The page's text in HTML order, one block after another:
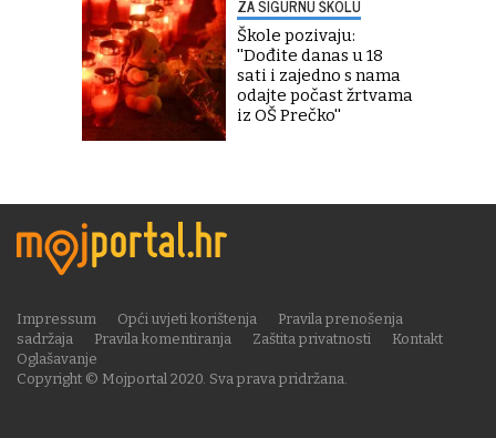
ZA SIGURNU ŠKOLU
Škole pozivaju:
''Dođite danas u 18
sati i zajedno s nama
odajte počast žrtvama
iz OŠ Prečko''
Copyright © Mojportal 2020. Sva prava pridržana.
Impressum Opći uvjeti korištenja
Pravila prenošenja
sadržaja
Pravila komentiranja Zaštita privatnosti
Kontakt
Oglašavanje